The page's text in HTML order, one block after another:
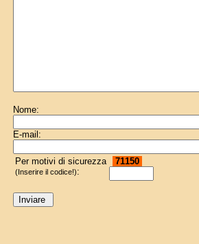
Nome:
E-mail:
Per motivi di sicurezza
(Inserire il codice!):
71150